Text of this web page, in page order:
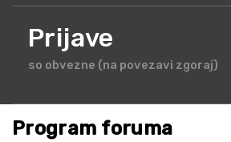
Prijave
so obvezne (na povezavi zgoraj)
Program foruma